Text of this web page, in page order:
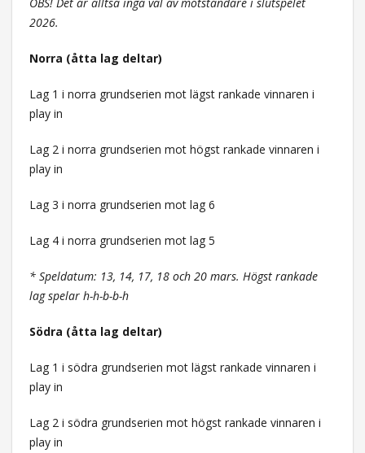
2026.
Norra (åtta lag deltar)
Lag 1 i norra grundserien mot lägst rankade vinnaren i
play in
Lag 2 i norra grundserien mot högst rankade vinnaren i
play in
Lag 3 i norra grundserien mot lag 6
Lag 4 i norra grundserien mot lag 5
* Speldatum: 13, 14, 17, 18 och 20 mars. Högst rankade
lag spelar h-h-b-b-h
Södra (åtta lag deltar)
Lag 1 i södra grundserien mot lägst rankade vinnaren i
play in
Lag 2 i södra grundserien mot högst rankade vinnaren i
play in